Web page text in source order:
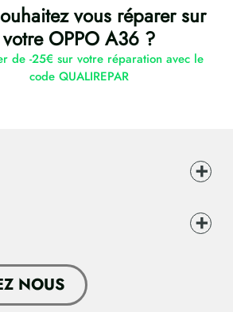
vous réparer sur
votre OPPO A36 ?
de -25€ sur votre réparation avec le
code QUALIREPAR
NOUS